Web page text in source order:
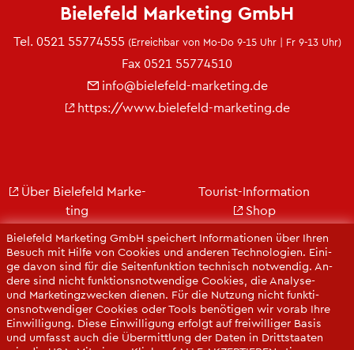
Bie­le­feld Mar­ke­ting GmbH spei­chert In­for­ma­tio­nen über Ihren
Be­such mit Hilfe von Coo­kies und an­de­ren Tech­no­lo­gi­en. Ei­ni­
ge davon sind für die Sei­ten­funk­ti­on tech­nisch not­wen­dig. An­
de­re sind nicht funk­ti­ons­not­wen­di­ge Coo­kies, die Ana­ly­se-
und Mar­ke­ting­zwe­cken die­nen. Für die Nut­zung nicht funk­ti­
ons­not­wen­di­ger Coo­kies oder Tools be­nö­ti­gen wir vorab Ihre
Ein­wil­li­gung. Diese Ein­wil­li­gung er­folgt auf frei­wil­li­ger Basis
und um­fasst auch die Über­mitt­lung der Daten in Dritt­staa­ten
Bie­le­feld Mar­ke­ting GmbH
Tel. 0521 55774555 (Er­reich­bar von Mo-Do 9-15 Uhr | Fr 9-13 Uhr)
Fax 0521 55774510
info@​bielefeld-​marketing.​de
https://​www.​bielefeld-​marketing.​de
Über Bie­le­feld Mar­ke­
ting
Kon­takt
Ge­schäfts­be­richt
Pres­se
Tou­rist-In­for­ma­ti­on
Shop
Bie­le­feld-Gut­schein
Web­cams